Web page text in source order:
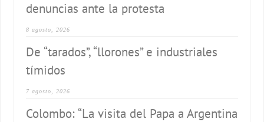
denuncias ante la protesta
8 agosto, 2026
De “tarados”, “llorones” e industriales
tímidos
7 agosto, 2026
Colombo: “La visita del Papa a Argentina